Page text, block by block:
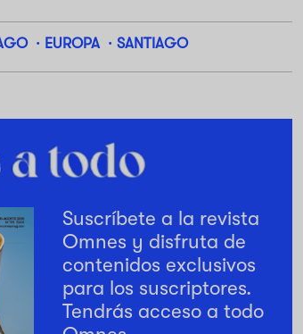
EUROPA SANTIAGO
Suscríbete a la revista
Omnes y disfruta de
contenidos exclusivos
para los suscriptores.
Tendrás acceso a todo